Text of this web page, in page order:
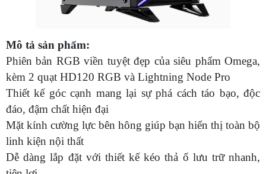
Mô tả sản phẩm:
Phiên bản RGB viền tuyệt đẹp của siêu phẩm Omega,
kèm 2 quạt HD120 RGB và Lightning Node Pro
Thiết kế góc cạnh mang lại sự phá cách táo bạo, độc
đáo, đậm chất hiện đại
Mặt kính cường lực bên hông giúp bạn hiển thị toàn bộ
linh kiện nội thất
Dễ dàng lắp đặt với thiết kế kéo thả ổ lưu trữ nhanh,